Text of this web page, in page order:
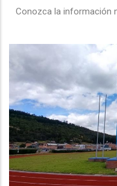
Conozca la información